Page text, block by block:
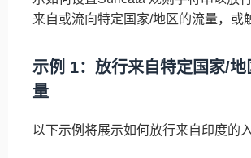
来自或流向特定国家/地区的流量，或
示例 1：放行来自特定国家/地
量
以下示例将展示如何放行来自印度的